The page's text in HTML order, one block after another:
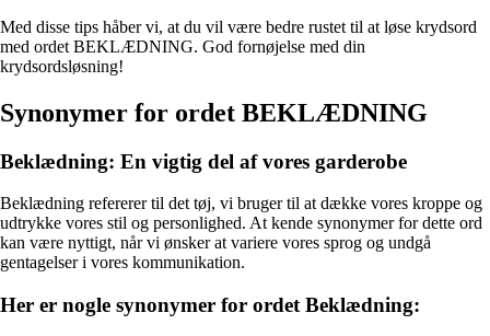
Med disse tips håber vi, at du vil være bedre rustet til at løse krydsord
med ordet BEKLÆDNING. God fornøjelse med din
krydsordsløsning!
Synonymer for ordet BEKLÆDNING
Beklædning: En vigtig del af vores garderobe
Beklædning refererer til det tøj, vi bruger til at dække vores kroppe og
udtrykke vores stil og personlighed. At kende synonymer for dette ord
kan være nyttigt, når vi ønsker at variere vores sprog og undgå
gentagelser i vores kommunikation.
Her er nogle synonymer for ordet Beklædning: